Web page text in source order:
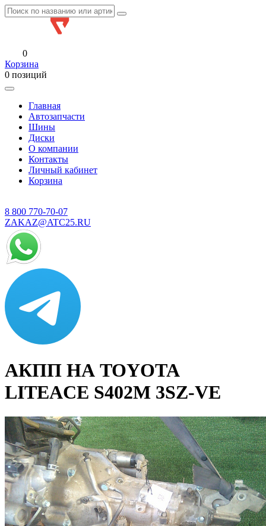
0
Корзина
0 позиций
Главная
Автозапчасти
Шины
Диски
О компании
Контакты
Личный кабинет
Корзина
8 800 770-70-07
ZAKAZ@ATC25.RU
АКПП НА TOYOTA
LITEACE S402M 3SZ-VE